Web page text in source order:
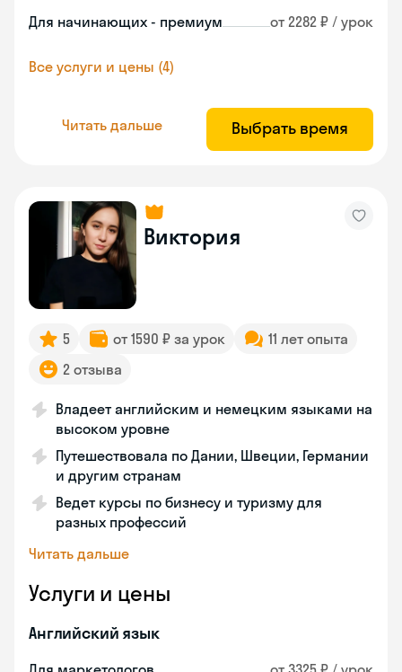
Для начинающих - премиум от 2282 ₽ / урок
Все услуги и цены (4)
Читать дальше Выбрать время
Виктория
5 от 1590 ₽ за урок
11 лет опыта
2 отзыва
Владеет английским и немецким языками на
высоком уровне
Путешествовала по Дании, Швеции, Германии
и другим странам
Ведет курсы по бизнесу и туризму для
разных профессий
Читать дальше
Услуги и цены
Английский язык